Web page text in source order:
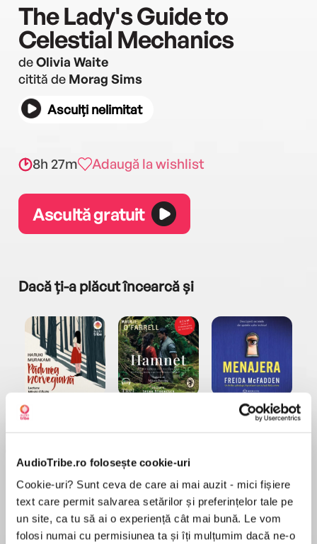
AudioTribe.ro folosește cookie-uri
Cookie-uri? Sunt ceva de care ai mai auzit - mici fișiere
text care permit salvarea setărilor și preferințelor tale pe
un site, ca tu să ai o experiență cât mai bună. Le vom
folosi numai cu permisiunea ta și îți mulțumim dacă ne-o
The Lady's Guide to
Celestial Mechanics
deOlivia Waite
citită de Morag Sims
Asculți nelimitat
8h 27m Adaugă la wishlist
Ascultă gratuit
Dacă ți-a plăcut încearcă și
Pădurea norvegiană
Elita de Argint (Elita
Diavolul se îmbracă de
Menajera
Freida McFadden
Migdală